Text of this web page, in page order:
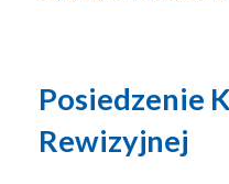
Posiedzenie
Rewizyjnej